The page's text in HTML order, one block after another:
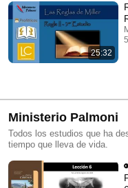
25:32
Ministerio Palmoni
Todos los estudios que ha
tiempo que lleva de vida.